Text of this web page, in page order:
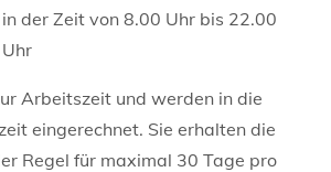
in der Zeit von 8.00 Uhr bis 22.00
Uhr
Arbeitszeit und werden in die
eingerechnet. Sie erhalten die
Regel für maximal 30 Tage pro